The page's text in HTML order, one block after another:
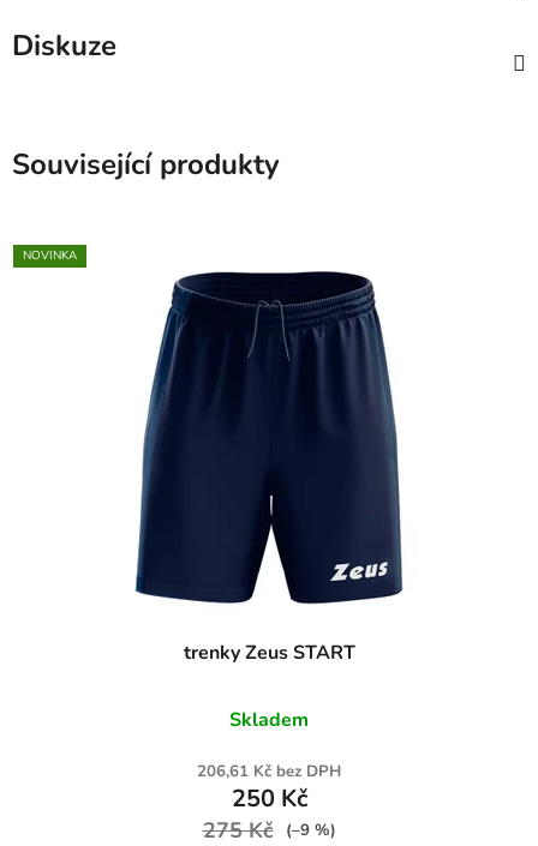
Diskuze
Související produkty
NOVINKA
trenky Zeus START
Skladem
206,61 Kč bez DPH
250 Kč
275 Kč (–9 %)